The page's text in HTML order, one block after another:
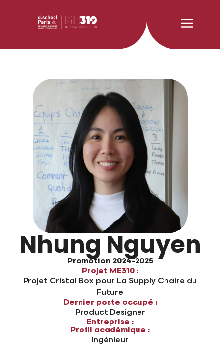
Nhung Nguyen
Promotion 2024-2025
Projet ME310 :
Projet Cristal Box pour La Supply Chaire du
Future
Dernier poste occupé :
Product Designer
Entreprise :
Profil académique :
Ingénieur